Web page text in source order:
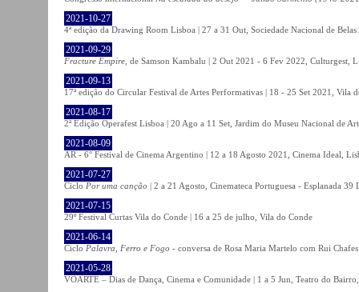
2021-10-27
4ª edição da Drawing Room Lisboa | 27 a 31 Out, Sociedade Nacional de
2021-09-29
Fracture Empire , de Samson Kambalu | 2 Out 2021 - 6 Fev 2022, Culturgest,
2021-09-13
17ª edição do Circular Festival de Artes Performativas | 18 - 25 Set 2021, Vila
2021-08-17
2ª Edição Operafest Lisboa | 20 Ago a 11 Set, Jardim do Museu Nacional de
2021-08-09
AR - 6° Festival de Cinema Argentino | 12 a 18 Agosto 2021, Cinema Ideal,
2021-07-27
Ciclo Por uma canção | 2 a 21 Agosto, Cinemateca Portuguesa - Esplanada 39
2021-07-15
29º Festival Curtas Vila do Conde | 16 a 25 de julho, Vila do Conde
2021-06-14
Ciclo Palavra, Ferro e Fogo - conversa de Rosa Maria Martelo com Rui
2021-05-28
VOARTE – Dias de Dança, Cinema e Comunidade | 1 a 5 Jun, Teatro do